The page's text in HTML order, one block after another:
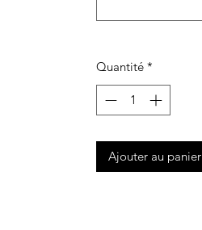
Quantité *
Ajouter au panier